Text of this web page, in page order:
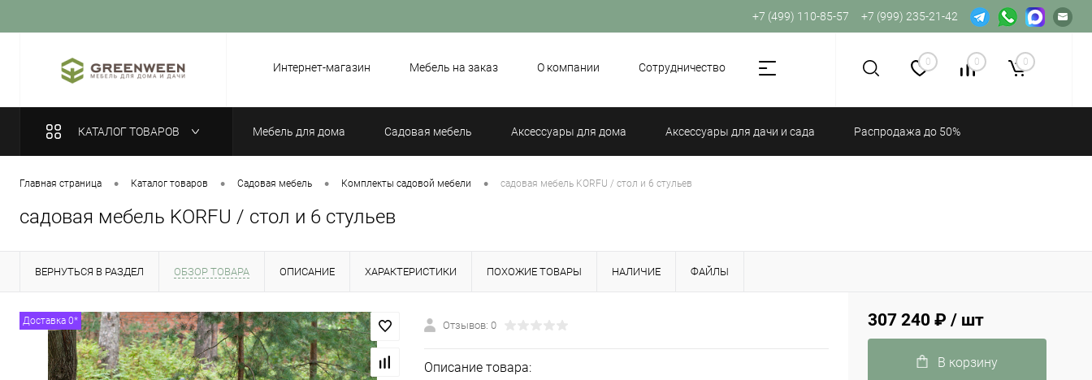
+7 (499) 110-85-57 +7 (999) 235-21-42
Интернет-магазин
Мебель на заказ О компании Сотрудничество 0 0 0
КАТАЛОГ ТОВАРОВ Мебель для дома Садовая мебель Аксессуары для дома Аксессуары для дачи и сада Распродажа до 50%
Главная страница • Каталог товаров • Садовая мебель • Комплекты садовой мебели • садовая мебель KORFU / стол и 6 стульев
садовая мебель KORFU / стол и 6 стульев
ВЕРНУТЬСЯ В РАЗДЕЛ ОБЗОР ТОВАРА ОПИСАНИЕ ХАРАКТЕРИСТИКИ ПОХОЖИЕ ТОВАРЫ НАЛИЧИЕ ФАЙЛЫ
Доставка 0* Отзывов: 0
Описание товара:
307 240 ₽ / шт
В корзину